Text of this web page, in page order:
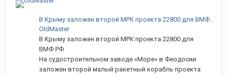
В Крыму заложен второй МРК проекта 22800 для ВМФ РФ
OldMaster
В Крыму заложен второй МРК проекта 22800 для
ВМФ РФ
На судостроительном заводе «Море» в Феодосии
заложен второй малый ракетный корабль проекта